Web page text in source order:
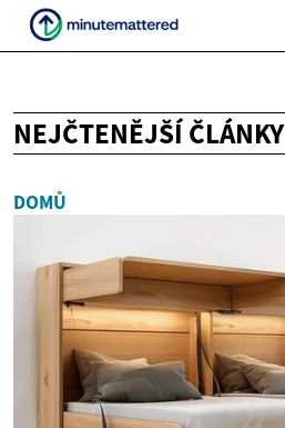
NEJČTENĚJŠÍ ČLÁNKY
DOMŮ